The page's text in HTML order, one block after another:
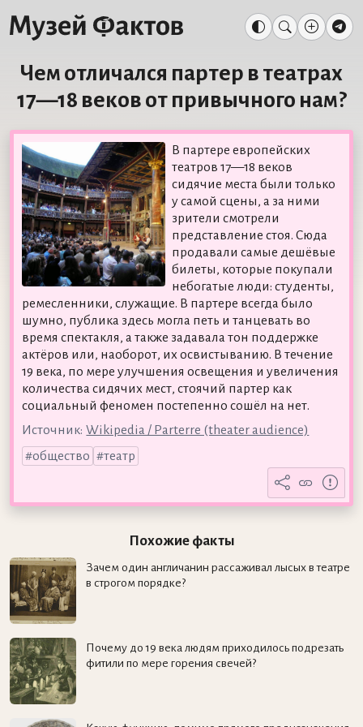
Чем отличался партер в театрах
17—18 веков от привычного нам?
В партере европейских
театров 17—18 веков
сидячие места были только
у самой сцены, а за ними
зрители смотрели
представление стоя. Сюда
продавали самые дешёвые
билеты, которые покупали
небогатые люди: студенты,
ремесленники, служащие. В партере всегда было
шумно, публика здесь могла петь и танцевать во
время спектакля, а также задавала тон поддержке
актёров или, наоборот, их освистыванию. В течение
19 века, по мере улучшения освещения и увеличения
количества сидячих мест, стоячий партер как
социальный феномен постепенно сошёл на нет.
Источник: Wikipedia / Parterre (theater audience)
общество
театр
Похожие факты
Зачем один англичанин рассаживал лысых в театре
в строгом порядке?
Почему до 19 века людям приходилось подрезать
фитили по мере горения свечей?